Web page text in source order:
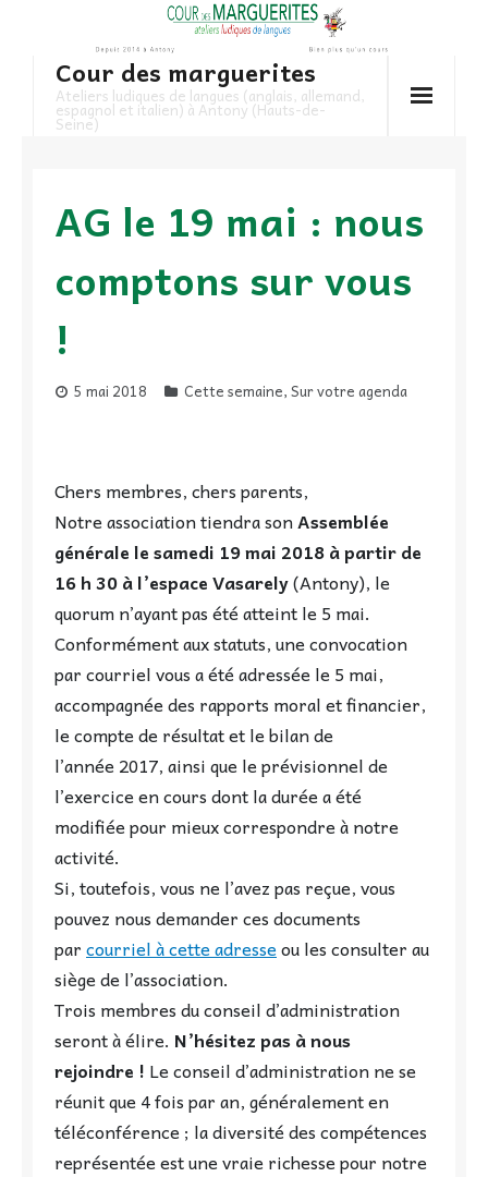
content
Cour des marguerites
Ateliers ludiques de langues (anglais, allemand,
espagnol et italien) à Antony (Hauts-de-
Seine)
AG le 19 mai : nous
comptons sur vous
!
5 mai 2018 Cette semaine,Sur votre agenda
Chers membres, chers parents,
Notre association tiendra sonAssemblée
générale le samedi 19 mai 2018 à partir de
16 h 30 à l’espace Vasarely(Antony), le
quorum n’ayant pas été atteint le 5 mai.
Conformément aux statuts, une convocation
par courriel vous a été adressée le 5 mai,
accompagnée des rapports moral et financier,
le compte de résultat et le bilan de
l’année 2017, ainsi que le prévisionnel de
l’exercice en cours dont la durée a été
modifiée pour mieux correspondre à notre
activité.
Si, toutefois, vous ne l’avez pas reçue, vous
pouvez nous demander ces documents
parcourriel à cette adresseou les consulter au
siège de l’association.
Trois membres du conseil d’administration
seront à élire. N’hésitez pas à nous
rejoindre ! Le conseil d’administration ne se
réunit que 4 fois par an, généralement en
téléconférence ; la diversité des compétences
représentée est une vraie richesse pour notre